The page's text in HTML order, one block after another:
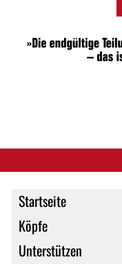
Startseite
Köpfe
Unterstützen